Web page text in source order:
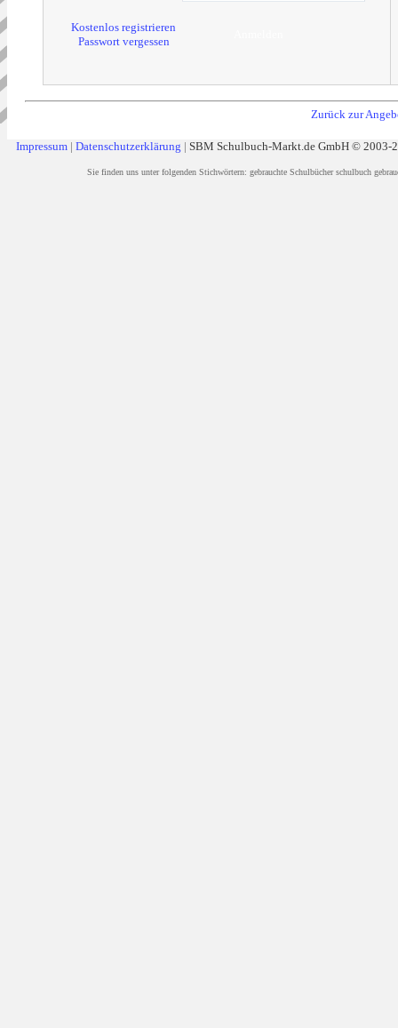
Kostenlos registrieren
Passwort vergessen
Zurück zur
Impressum | Datenschutzerklärung | SBM Schulbuch-Markt.de GmbH © 2003-
Sie finden uns unter folgenden Stichwörtern: gebrauchte Schulbücher schulbuch